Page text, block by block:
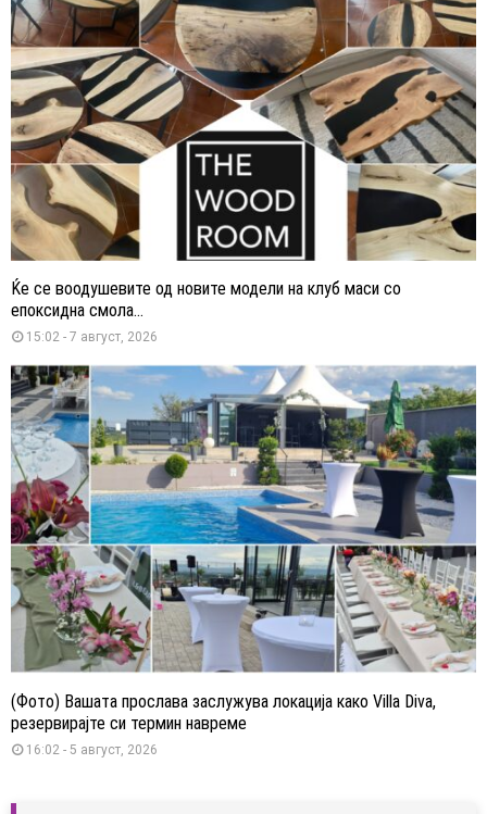
Ќе се воодушевите од новите модели на клуб маси со
епоксидна смола...
15:02 - 7 август, 2026
(Фото) Вашата прослава заслужува локација како Villa Diva,
резервирајте си термин навреме
16:02 - 5 август, 2026